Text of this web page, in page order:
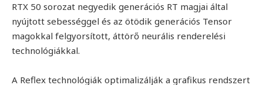
RTX 50 sorozat negyedik generációs RT magjai által
nyújtott sebességgel és az ötödik generációs Tensor
magokkal felgyorsított, áttörő neurális renderelési
technológiákkal.
A Reflex technológiák optimalizálják a grafikus rendszert